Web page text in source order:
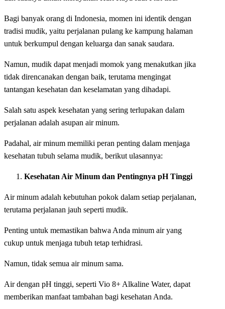
Bagi banyak orang di Indonesia, momen ini identik dengan
tradisi mudik, yaitu perjalanan pulang ke kampung halaman
untuk berkumpul dengan keluarga dan sanak saudara.
Namun, mudik dapat menjadi momok yang menakutkan jika
tidak direncanakan dengan baik, terutama mengingat
tantangan kesehatan dan keselamatan yang dihadapi.
Salah satu aspek kesehatan yang sering terlupakan dalam
perjalanan adalah asupan air minum.
Padahal, air minum memiliki peran penting dalam menjaga
kesehatan tubuh selama mudik, berikut ulasannya:
Kesehatan Air Minum dan Pentingnya pH Tinggi
Air minum adalah kebutuhan pokok dalam setiap perjalanan,
terutama perjalanan jauh seperti mudik.
Penting untuk memastikan bahwa Anda minum air yang
cukup untuk menjaga tubuh tetap terhidrasi.
Namun, tidak semua air minum sama.
Air dengan pH tinggi, seperti Vio 8+ Alkaline Water, dapat
memberikan manfaat tambahan bagi kesehatan Anda.